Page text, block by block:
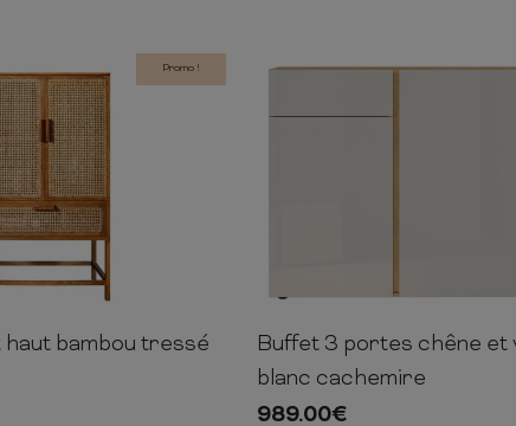
Promo !
80cm 45cm
bambou tressé
103cm 152cm
Buffet 3 portes chêne et
blanc cachemire
989.00€